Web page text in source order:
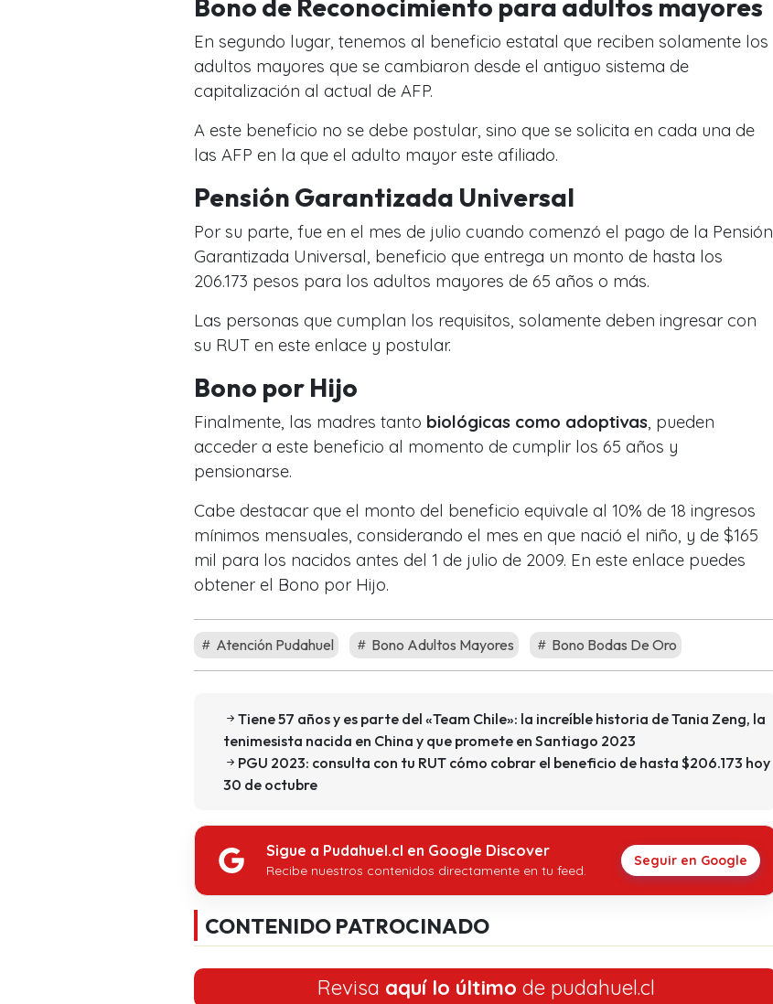
Bono de Reconocimiento para adultos mayores
En segundo lugar, tenemos al beneficio estatal que reciben solamente los
adultos mayores que se cambiaron desde el antiguo sistema de
capitalización al actual de AFP.
A este beneficio no se debe postular, sino que se solicita en cada una de
las AFP en la que el adulto mayor este afiliado.
Pensión Garantizada Universal
Por su parte, fue en el mes de julio cuando comenzó el pago de la Pensión
Garantizada Universal, beneficio que entrega un monto de hasta los
206.173 pesos para los adultos mayores de 65 años o más.
Las personas que cumplan los requisitos, solamente deben ingresar con
su RUT en este enlace y postular.
Bono por Hijo
Finalmente, las madres tanto biológicas como adoptivas , pueden
acceder a este beneficio al momento de cumplir los 65 años y
pensionarse.
Cabe destacar que el monto del beneficio equivale al 10% de 18 ingresos
mínimos mensuales, considerando el mes en que nació el niño, y de $165
mil para los nacidos antes del 1 de julio de 2009. En este enlace puedes
obtener el Bono por Hijo.
Atención Pudahuel Bono Adultos Mayores Bono Bodas De Oro
Tiene 57 años y es parte del «Team Chile»: la increíble historia de Tania Zeng, la
tenimesista nacida en China y que promete en Santiago 2023
PGU 2023: consulta con tu RUT cómo cobrar el beneficio de hasta $206.173 hoy
30 de octubre
Sigue a Pudahuel.cl en Google Discover
Recibe nuestros contenidos directamente en tu feed.
Seguir en Google
CONTENIDO PATROCINADO
Revisa aquí lo último de pudahuel.cl